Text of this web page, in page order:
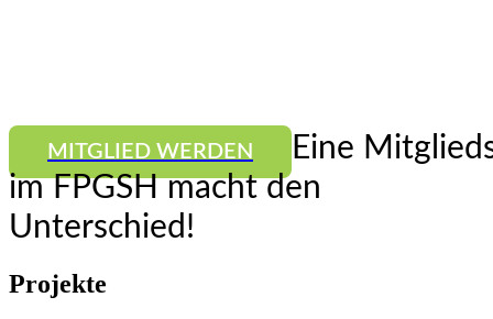
MITGLIED WERDEN
Eine
im FPGSH macht den
Unterschied!
Projekte